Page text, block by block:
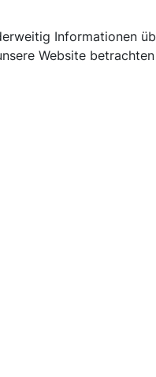
Informationen
Website